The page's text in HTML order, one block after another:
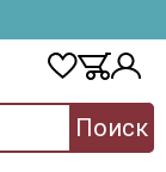
Поиск